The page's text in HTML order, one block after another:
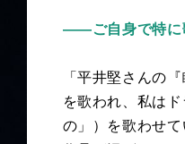
——ご自身で特に
「平井堅さんの
を歌われ、私は
の」）を歌わせ